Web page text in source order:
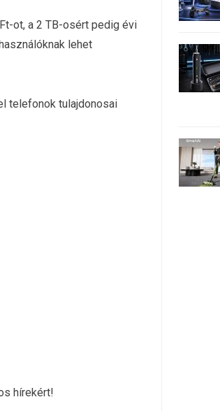
ot, a 2 TB-osért pedig évi
lehet
telefonok tulajdonosai
hírekért!